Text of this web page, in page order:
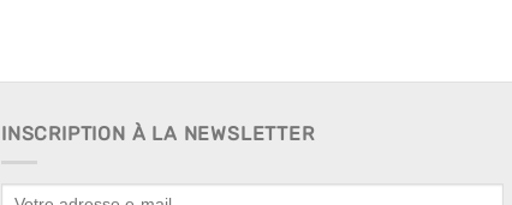
INSCRIPTION À LA NEWSLETTER